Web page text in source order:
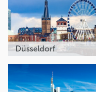
Düsseldorf